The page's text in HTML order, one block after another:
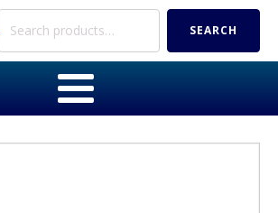
Search
SEARCH